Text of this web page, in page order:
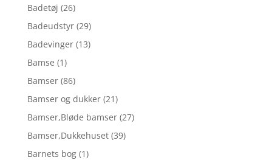
Badetøj (26)
Badeudstyr (29)
Badevinger (13)
Bamse (1)
Bamser (86)
Bamser og dukker (21)
Bamser,Bløde bamser (27)
Bamser,Dukkehuset (39)
Barnets bog (1)